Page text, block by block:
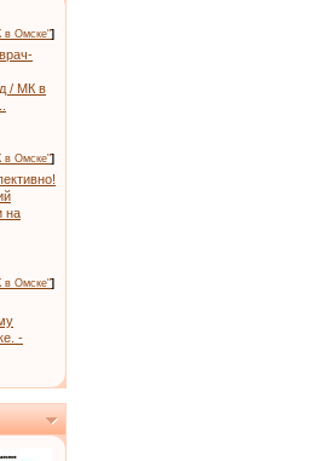
в Омске"]
/ МК в
в Омске"]
на
в Омске"]
-